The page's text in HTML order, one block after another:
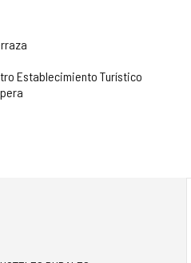
Establecimiento Turístico